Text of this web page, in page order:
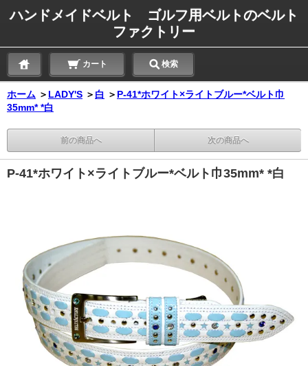
ハンドメイドベルト ゴルフ用ベルトのベルト
ファクトリー
カート 検索
ホーム ＞ LADY'S ＞ 白 ＞ P-41*ホワイト×ライトブルー*ベルト巾
35mm* *白
前の商品へ 次の商品へ
P-41*ホワイト×ライトブルー*ベルト巾35mm* *白